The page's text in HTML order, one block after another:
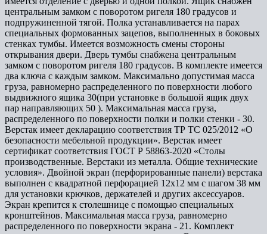
центральным замком с поворотом ригеля 180 градусов и
подпружиненной тягой. Полка устанавливается на парах
специальных формованных зацепов, выполненных в боковых
стенках тумбы. Имеется возможность смены стороны
открывания двери. Дверь тумбы снабжена центральным
замком с поворотом ригеля 180 градусов. В комплекте имеется
два ключа с каждым замком. Максимально допустимая масса
груза, равномерно распределенного по поверхности любого
выдвижного ящика 30(при установке в большой ящик двух
пар направляющих 50 ). Максимальная масса груза,
распределенного по поверхности полки и полки стенки - 30.
Верстак имеет декларацию соответствия ТР ТС 025/2012 «О
безопасности мебельной продукции». Верстак имеет
сертификат соответствия ГОСТ Р 58863-2020 «Столы
производственные. Верстаки из металла. Общие технические
условия». Двойной экран (перфорированные панели) верстака
выполнен с квадратной перфорацией 12х12 мм с шагом 38 мм
для установки крючков, держателей и других аксессуаров.
Экран крепится к столешнице с помощью специальных
кронштейнов. Максимальная масса груза, равномерно
распределенного по поверхности экрана - 21. Комплект